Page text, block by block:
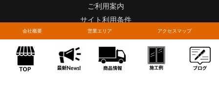
会社概要 営業エリア アクセスマップ
ご利用案内
サイト利用条件
プライバシーポリシー
関連リンク
お問い合わせについて